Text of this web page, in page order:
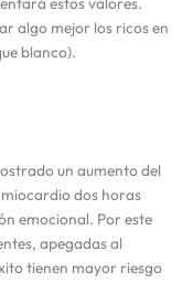
algo mejor los ricos en
blanco).
un aumento del
dos horas
emocional. Por este
apegadas al
tienen mayor riesgo